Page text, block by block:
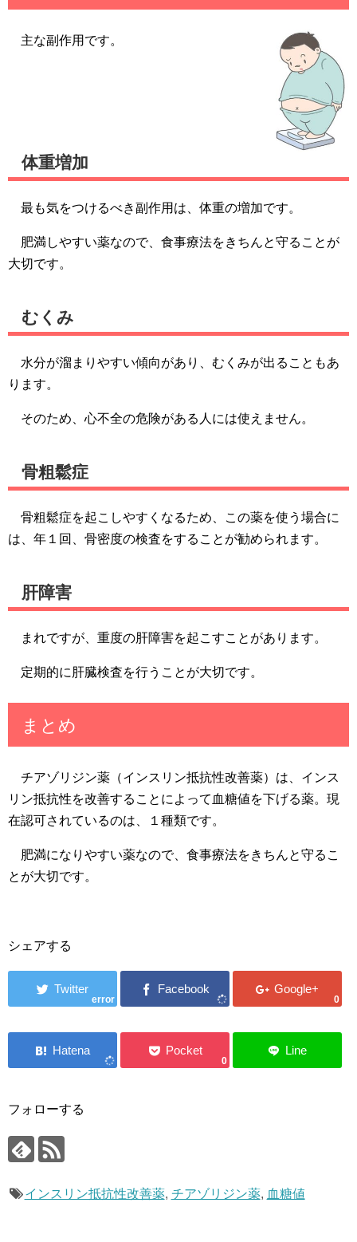
主な副作用です。
体重増加
最も気をつけるべき副作用は、体重の増加です。
肥満しやすい薬なので、食事療法をきちんと守ることが
大切です。
むくみ
水分が溜まりやすい傾向があり、むくみが出ることもあ
ります。
そのため、心不全の危険がある人には使えません。
骨粗鬆症
骨粗鬆症を起こしやすくなるため、この薬を使う場合に
は、年１回、骨密度の検査をすることが勧められます。
肝障害
まれですが、重度の肝障害を起こすことがあります。
定期的に肝臓検査を行うことが大切です。
まとめ
チアゾリジン薬（インスリン抵抗性改善薬）は、インス
リン抵抗性を改善することによって血糖値を下げる薬。現
在認可されているのは、１種類です。
肥満になりやすい薬なので、食事療法をきちんと守るこ
とが大切です。
シェアする
error 0
0
フォローする
インスリン抵抗性改善薬, チアゾリジン薬, 血糖値